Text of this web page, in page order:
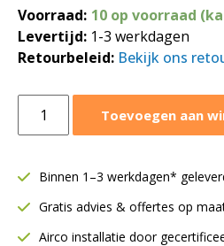
Voorraad: 10 op voorraad
Levertijd: 1-3 werkdagen
Retourbeleid: Bekijk ons
Ø315
=
1,5
Toevoegen aan
Binnen 1–3 werkdagen*
Gratis advies & offertes op
Airco installatie door